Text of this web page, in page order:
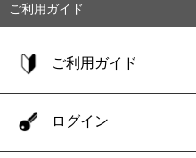
ご利用ガイド
ご利用ガイド
ログイン